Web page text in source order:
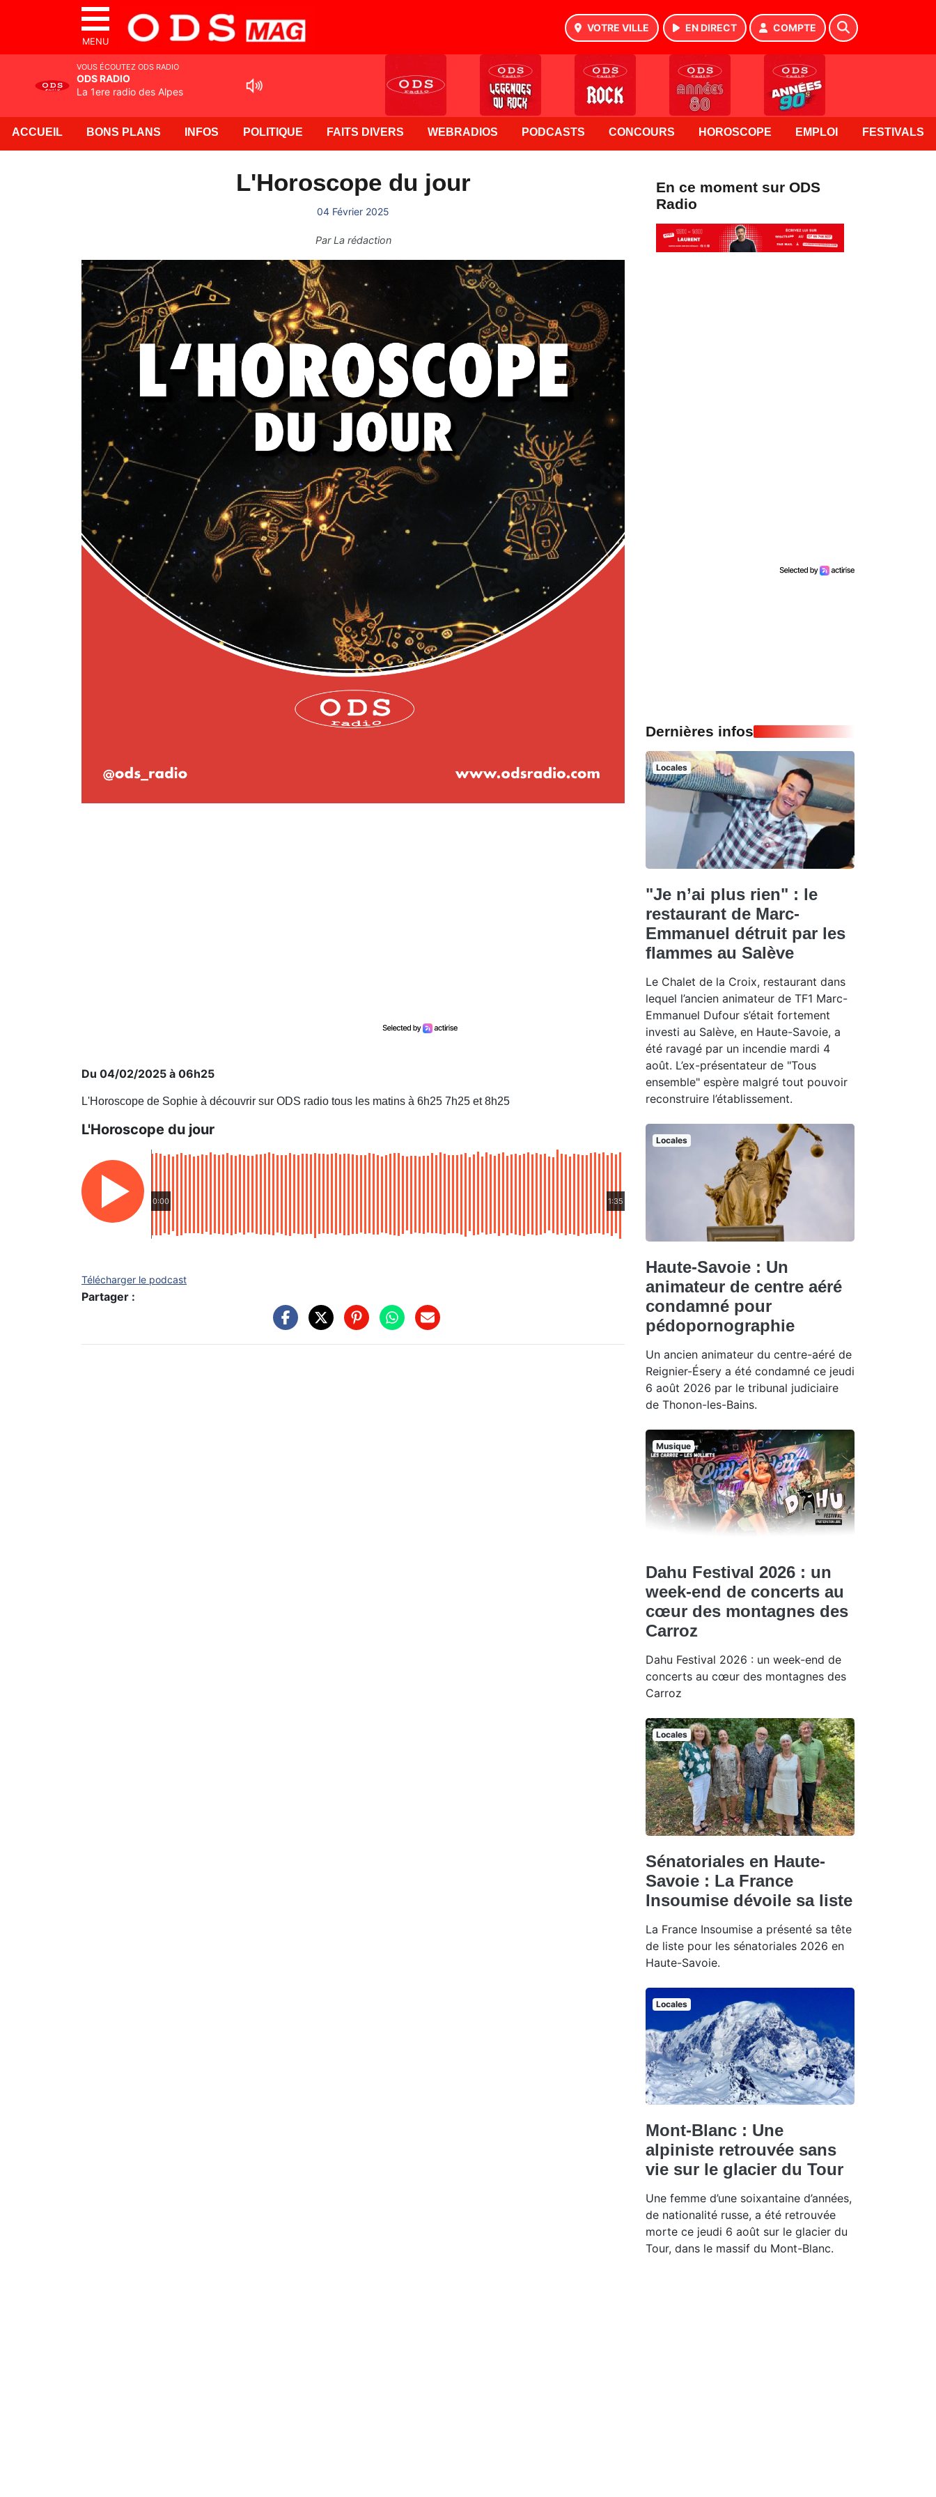
MENU
VOTRE VILLE EN DIRECT COMPTE
ACCUEIL BONS PLANS INFOS POLITIQUE FAITS DIVERS WEBRADIOS PODCASTS CONCOURS HOROSCOPE EMPLOI FESTIVALS
L'Horoscope du jour
04 Février 2025
ParLa rédaction
Du 04/02/2025 à 06h25
L'Horoscope de Sophie à découvrir sur ODS radio tous les matins à 6h25 7h25 et 8h25
L'Horoscope du jour
0:00 1:35
Télécharger le podcast
Partager :
En ce moment sur ODS
Radio
Dernières infos
Locales
"Je n’ai plus rien" : le
restaurant de Marc-
Emmanuel détruit par les
flammes au Salève
Le Chalet de la Croix, restaurant dans
lequel l’ancien animateur de TF1 Marc-
Emmanuel Dufour s’était fortement
investi au Salève, en Haute-Savoie, a
été ravagé par un incendie mardi 4
août. L’ex-présentateur de "Tous
ensemble" espère malgré tout pouvoir
reconstruire l’établissement.
Locales
Haute-Savoie : Un
animateur de centre aéré
condamné pour
pédopornographie
Un ancien animateur du centre-aéré de
Reignier-Ésery a été condamné ce jeudi
6 août 2026 par le tribunal judiciaire
de Thonon-les-Bains.
Musique
Dahu Festival 2026 : un
week-end de concerts au
cœur des montagnes des
Carroz
Dahu Festival 2026 : un week-end de
concerts au cœur des montagnes des
Carroz
Locales
Sénatoriales en Haute-
Savoie : La France
Insoumise dévoile sa liste
La France Insoumise a présenté sa tête
de liste pour les sénatoriales 2026 en
Haute-Savoie.
Locales
Mont-Blanc : Une
alpiniste retrouvée sans
vie sur le glacier du Tour
Une femme d’une soixantaine d’années,
de nationalité russe, a été retrouvée
morte ce jeudi 6 août sur le glacier du
Tour, dans le massif du Mont-Blanc.
VOUS ÉCOUTEZ ODS RADIO
ODS RADIO
La 1ere radio des Alpes